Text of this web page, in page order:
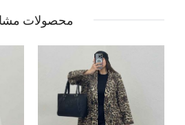
محصولات